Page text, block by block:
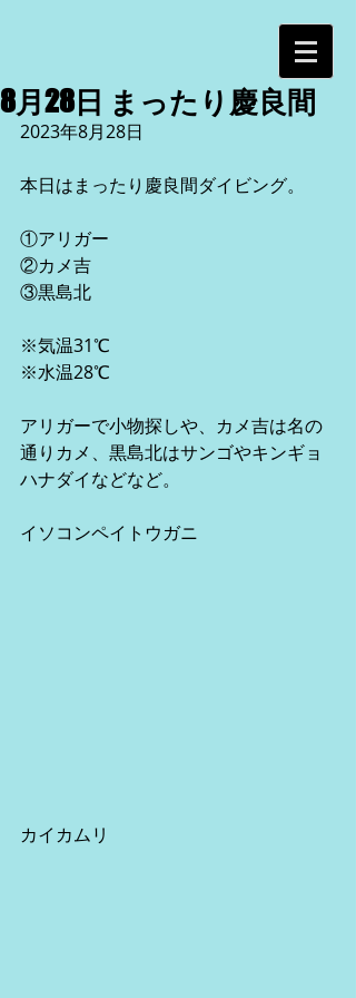
8月28日 まったり慶良間
2023年8月28日
本日はまったり慶良間ダイビング。
①アリガー
②カメ吉
③黒島北
※気温31℃
※水温28℃
アリガーで小物探しや、カメ吉は名の
通りカメ、黒島北はサンゴやキンギョ
ハナダイなどなど。
イソコンペイトウガニ
カイカムリ